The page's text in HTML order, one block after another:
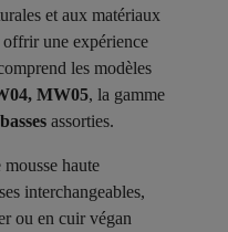
et aux matériaux
une expérience
les modèles
MW05, la gamme
assorties.
mousse haute
interchangeables,
ou en cuir végan